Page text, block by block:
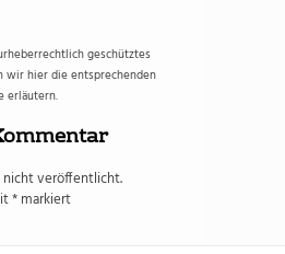
geschütztes
wir hier die entsprechenden
erläutern.
nicht veröffentlicht.
*markiert